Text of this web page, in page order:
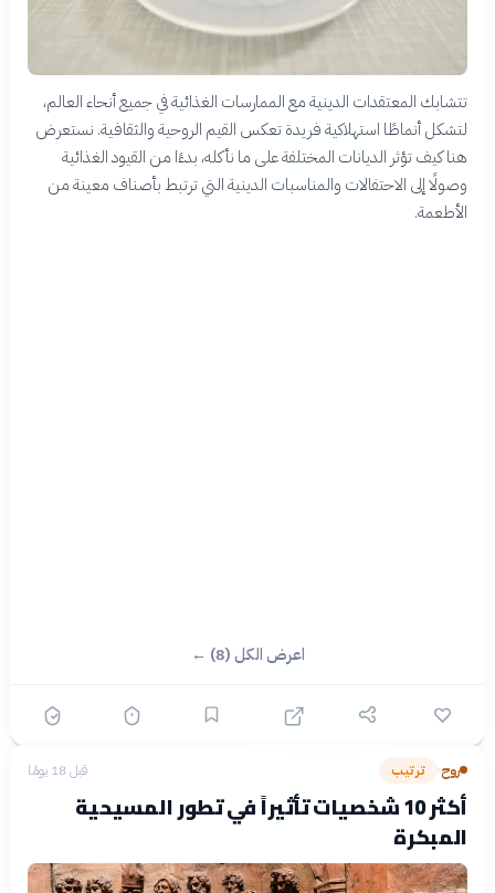
تتشابك المعتقدات الدينية مع الممارسات الغذائية في جميع أنحاء العالم،
لتشكل أنماطًا استهلاكية فريدة تعكس القيم الروحية والثقافية. نستعرض
هنا كيف تؤثر الديانات المختلفة على ما نأكله، بدءًا من القيود الغذائية
وصولًا إلى الاحتفالات والمناسبات الدينية التي ترتبط بأصناف معينة من
الأطعمة.
اعرض الكل (8) ←
روح› ترتيب قبل 18 يومًا
أكثر 10 شخصيات تأثيراً في تطور المسيحية
المبكرة